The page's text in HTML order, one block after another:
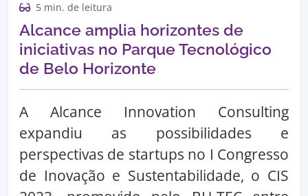
5 min. de leitura
Alcance amplia horizontes de
iniciativas no Parque Tecnológico
de Belo Horizonte
A Alcance Innovation Consulting
expandiu as possibilidades e
perspectivas de startups no I Congresso
de Inovação e Sustentabilidade, o CIS